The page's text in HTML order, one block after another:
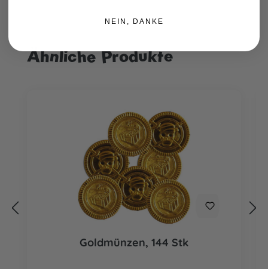
Produktgalerie überspringen
Ähnliche Produkte
Goldmünzen, 144 Stk
NEIN, DANKE